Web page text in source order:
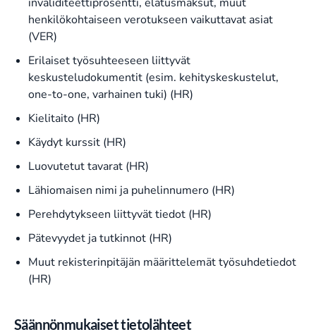
henkilökohtaiseen verotukseen vaikuttavat asiat
(VER)
Erilaiset työsuhteeseen liittyvät
keskusteludokumentit (esim. kehityskeskustelut,
one-to-one, varhainen tuki) (HR)
Kielitaito (HR)
Käydyt kurssit (HR)
Luovutetut tavarat (HR)
Lähiomaisen nimi ja puhelinnumero (HR)
Perehdytykseen liittyvät tiedot (HR)
Pätevyydet ja tutkinnot (HR)
Muut rekisterinpitäjän määrittelemät työsuhdetiedot
(HR)
Säännönmukaiset tietolähteet